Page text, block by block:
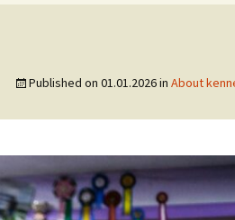
Published on 01.01.2026in About